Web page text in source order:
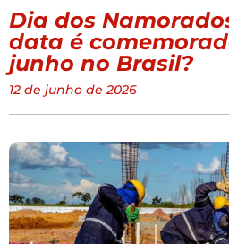
Dia dos
data é
junho no Brasil?
12 de junho de 2026